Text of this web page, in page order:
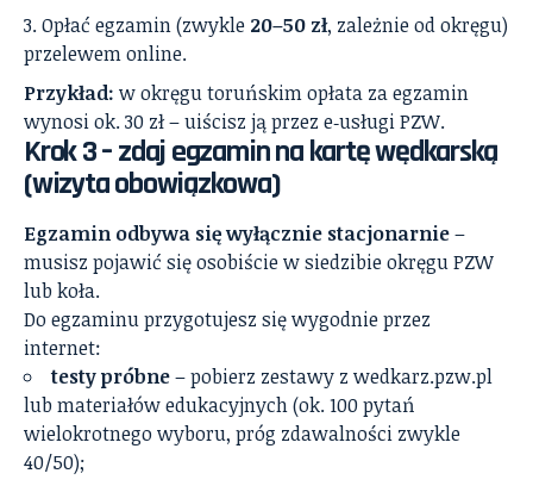
Opłać egzamin (zwykle 20–50 zł, zależnie od okręgu)
przelewem online.
Przykład: w okręgu toruńskim opłata za egzamin
wynosi ok. 30 zł – uiścisz ją przez e‑usługi PZW.
Krok 3 – zdaj egzamin na kartę wędkarską
(wizyta obowiązkowa)
Egzamin odbywa się wyłącznie stacjonarnie–
musisz pojawić się osobiście w siedzibie okręgu PZW
lub koła.
Do egzaminu przygotujesz się wygodnie przez
internet:
testy próbne– pobierz zestawy z wedkarz.pzw.pl
lub materiałów edukacyjnych (ok. 100 pytań
wielokrotnego wyboru, próg zdawalności zwykle
40/50);